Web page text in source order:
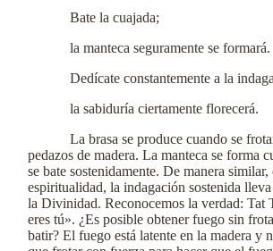
Bate la cuajada;
la manteca seguramente se formará.
Dedícate constantemente a la
la sabiduría ciertamente florecerá.
La brasa se produce cuando se
pedazos de madera. La manteca se forma
se bate sostenidamente. De manera similar,
espiritualidad, la indagación sostenida
la Divinidad. Reconocemos la verdad: Tat
eres tú». ¿Es posible obtener fuego sin
batir? El fuego está latente en la madera y